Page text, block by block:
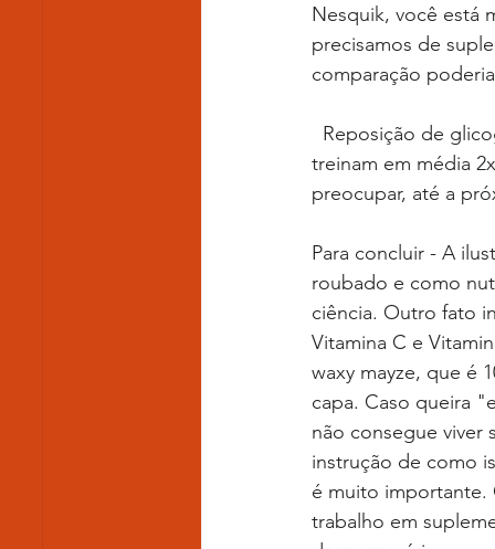
Nesquik, você está
precisamos de
comparação
treinam em média
preocupar, até a
Para concluir - A
roubado e como
ciência. Outro fato
Vitamina C e
waxy mayze, que é
capa. Caso queira
não consegue viver
instrução de como
é muito importante.
trabalho em